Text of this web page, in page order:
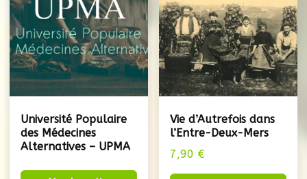
Université Populaire
des Médecines
Alternatives – UPMA
Vie d’Autrefois dans
l’Entre-Deux-Mers
7,90 €